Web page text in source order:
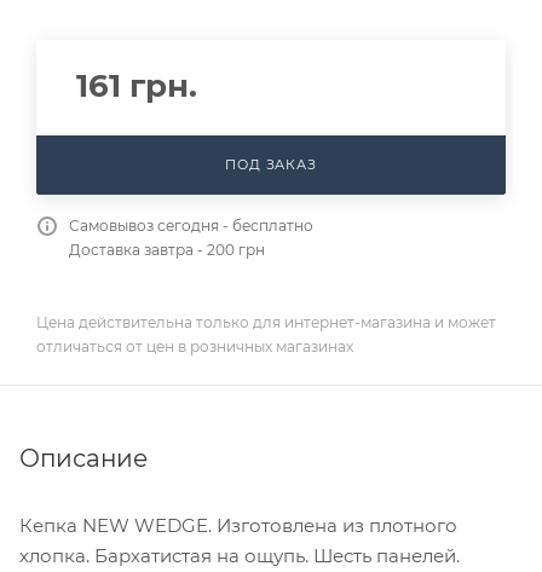
161 грн.
ПОД ЗАКАЗ
Самовывоз сегодня - бесплатно
Доставка завтра - 200 грн
Цена действительна только для интернет-магазина и может
отличаться от цен в розничных магазинах
Описание
Кепка NEW WEDGE. Изготовлена из плотного
хлопка. Бархатистая на ощупь. Шесть панелей.